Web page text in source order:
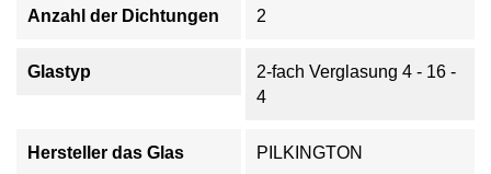
Anzahl der Dichtungen 2
Glastyp
2-fach Verglasung 4 - 16 -
4
Hersteller das Glas PILKINGTON